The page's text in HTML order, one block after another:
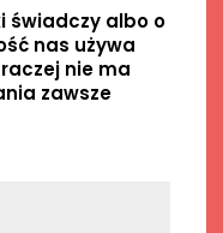
świadczy albo o
nas używa
nie ma
zawsze